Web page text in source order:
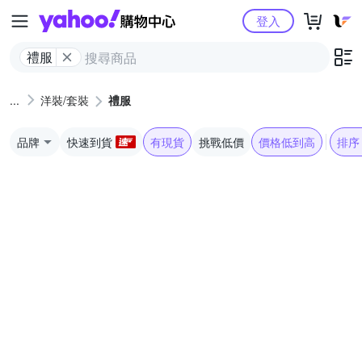
Yahoo購物中心
禮服
登入
洋裝/套裝 禮服
品牌 快速到貨 有現貨 挑戰低價 價格低到高 排序